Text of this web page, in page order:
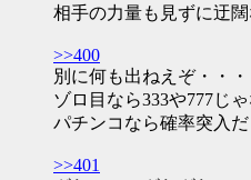
相手の力量も見ずに迂
>>400
別に何も出ねえぞ・・・
ゾロ目なら333や777じ
パチンコなら確率突入だ
>>401